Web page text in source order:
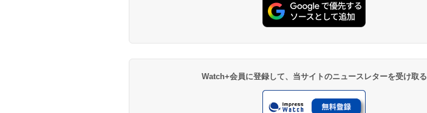
Watch+会員に登録して、当サイトのニュースレターを受け取る